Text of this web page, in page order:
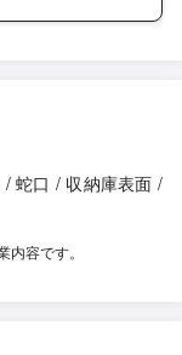
いただきたいで
蛇口 / 収納庫表面 /
容です。